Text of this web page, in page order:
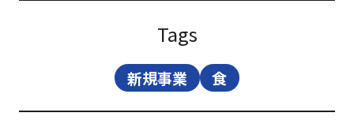
Tags
新規事業 食